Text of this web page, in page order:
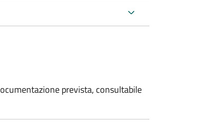
prevista, consultabile